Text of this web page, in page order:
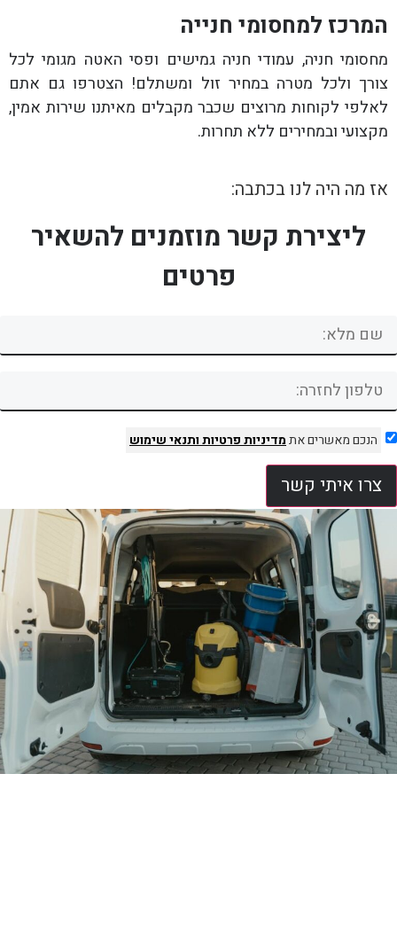
המרכז למחסומי חנייה
מחסומי חניה, עמודי חניה גמישים ופסי האטה מגומי לכל
צורך ולכל מטרה במחיר זול ומשתלם! הצטרפו גם אתם
לאלפי לקוחות מרוצים שכבר מקבלים מאיתנו שירות אמין,
מקצועי ובמחירים ללא תחרות.
אז מה היה לנו בכתבה:
ליצירת קשר מוזמנים להשאיר
פרטים
הנכם מאשרים אתמדיניות פרטיותותנאי שימוש
צרו איתי קשר